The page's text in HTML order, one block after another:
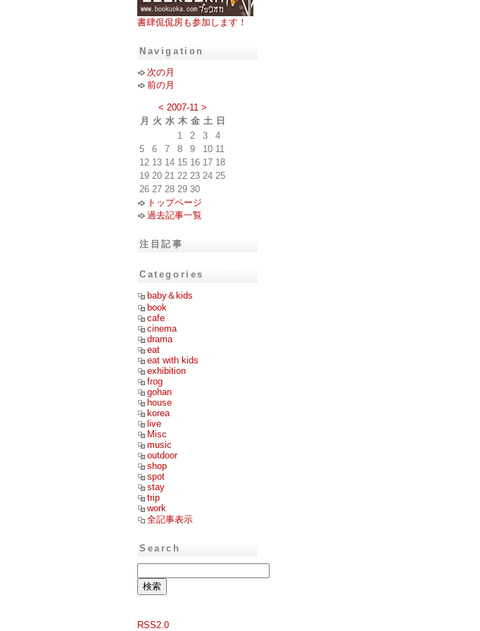
書肆侃侃房も参加します！
Navigation
次の月
前の月
< 2007-11 >
月
火 水 木 金 土 日
1
2 3
4
5
6 7 8 9 10 11
12 13 14 15 16 17 18
19 20 21 22 23 24 25
26 27 28 29 30
トップページ
過去記事一覧
注目記事
Categories
baby＆kids
book
cafe
cinema
drama
eat
eat with kids
exhibition
frog
gohan
house
korea
live
Misc
music
outdoor
shop
spot
stay
trip
work
全記事表示
Search
RSS2.0